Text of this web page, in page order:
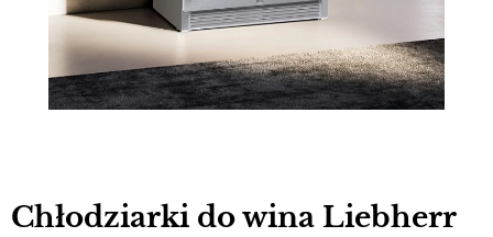
Chłodziarki do wina Liebherr